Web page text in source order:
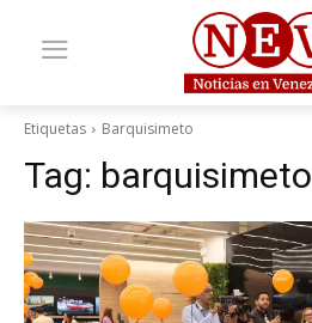
Etiquetas Barquisimeto
Tag: barquisimeto